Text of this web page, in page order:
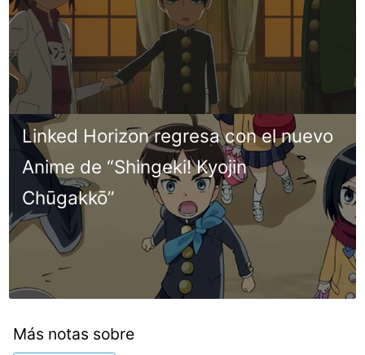
Linked Horizon regresa con el nuevo
Anime de “Shingeki! Kyojin
Chūgakkō”
Más notas sobre